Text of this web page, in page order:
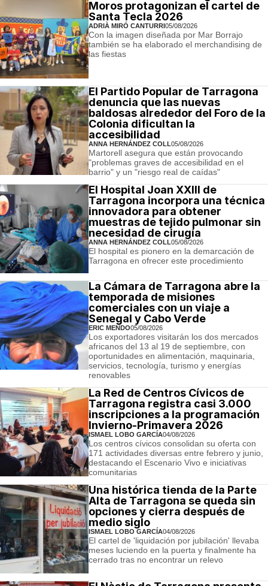
Moros protagonizan el cartel de
Santa Tecla 2026
ADRIÀ MIRÓ CANTURRI 05/08/2026
Con la imagen diseñada por Mar Borrajo
también se ha elaborado el merchandising de
las fiestas
El Partido Popular de Tarragona
denuncia que las nuevas
baldosas alrededor del Foro de la
Colonia dificultan la
accesibilidad
ANNA HERNÁNDEZ COLL05/08/2026
Martorell asegura que están provocando
"problemas graves de accesibilidad en el
barrio" y un "riesgo real de caídas"
El Hospital Joan XXIII de
Tarragona incorpora una técnica
innovadora para obtener
muestras de tejido pulmonar sin
necesidad de cirugía
ANNA HERNÁNDEZ COLL05/08/2026
El hospital es pionero en la demarcación de
Tarragona en ofrecer este procedimiento
La Cámara de Tarragona abre la
temporada de misiones
comerciales con un viaje a
Senegal y Cabo Verde
ERIC MENDO05/08/2026
Los exportadores visitarán los dos mercados
africanos del 13 al 19 de septiembre, con
oportunidades en alimentación, maquinaria,
servicios, tecnología, turismo y energías
renovables
La Red de Centros Cívicos de
Tarragona registra casi 3.000
inscripciones a la programación
Invierno-Primavera 2026
ISMAEL LOBO GARCÍA04/08/2026
Los centros cívicos consolidan su oferta con
171 actividades diversas entre febrero y junio,
destacando el Escenario Vivo e iniciativas
comunitarias
Una histórica tienda de la Parte
Alta de Tarragona se queda sin
opciones y cierra después de
medio siglo
ISMAEL LOBO GARCÍA04/08/2026
El cartel de 'liquidación por jubilación' llevaba
meses luciendo en la puerta y finalmente ha
cerrado tras no encontrar un relevo